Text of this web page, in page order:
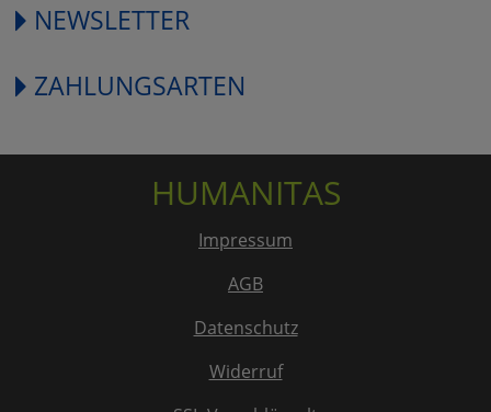
NEWSLETTER
ZAHLUNGSARTEN
HUMANITAS
Impressum
AGB
Datenschutz
Widerruf